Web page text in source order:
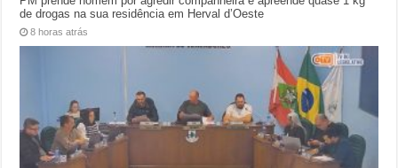
de drogas na sua residência em Herval d’Oeste
8 horas atrás